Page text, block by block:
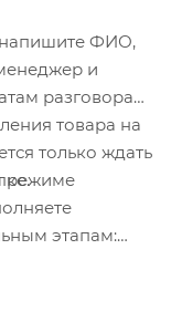
напишите ФИО,
и
разговора
товара на
только ждать
режиме
этапам: